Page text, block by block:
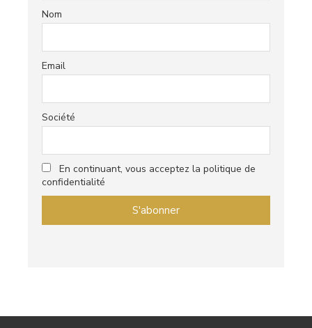
Nom
Email
Société
En continuant, vous acceptez la politique de
confidentialité